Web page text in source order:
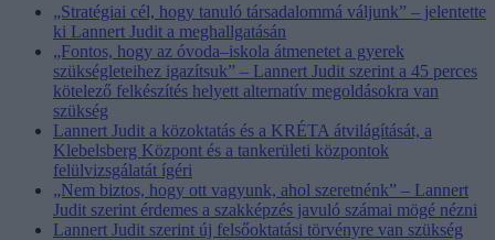
„Stratégiai cél, hogy tanuló társadalommá váljunk” – jelentette
ki Lannert Judit a meghallgatásán
„Fontos, hogy az óvoda–iskola átmenetet a gyerek
szükségleteihez igazítsuk” – Lannert Judit szerint a 45 perces
kötelező felkészítés helyett alternatív megoldásokra van
szükség
Lannert Judit a közoktatás és a KRÉTA átvilágítását, a
Klebelsberg Központ és a tankerületi központok
felülvizsgálatát ígéri
„Nem biztos, hogy ott vagyunk, ahol szeretnénk” – Lannert
Judit szerint érdemes a szakképzés javuló számai mögé nézni
Lannert Judit szerint új felsőoktatási törvényre van szükség